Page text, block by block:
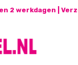
2 werkdagen |